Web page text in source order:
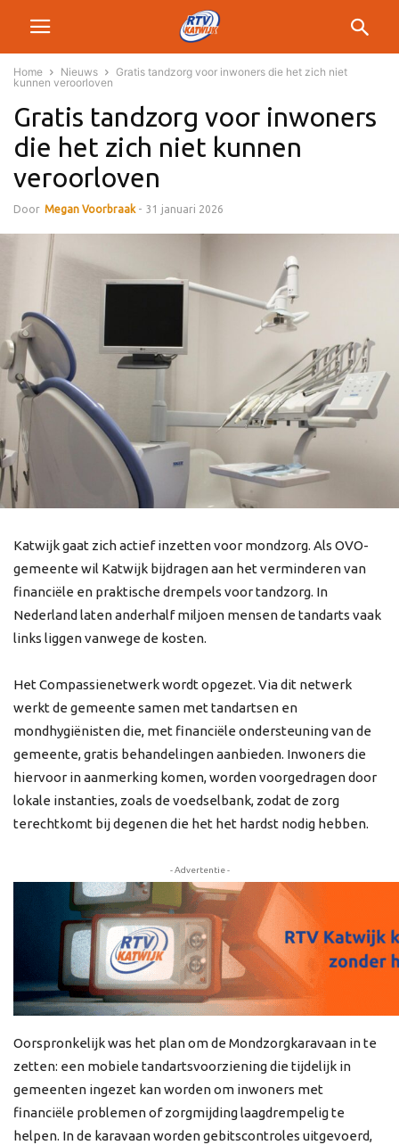
Home Nieuws
Gratis tandzorg voor inwoners die het zich niet
kunnen veroorloven
Gratis tandzorg voor inwoners
die het zich niet kunnen
veroorloven
Door Megan Voorbraak - 31 januari 2026
Katwijk gaat zich actief inzetten voor mondzorg. Als OVO-
gemeente wil Katwijk bijdragen aan het verminderen van
financiële en praktische drempels voor tandzorg. In
Nederland laten anderhalf miljoen mensen de tandarts vaak
links liggen vanwege de kosten.
Het Compassienetwerk wordt opgezet. Via dit netwerk
werkt de gemeente samen met tandartsen en
mondhygiënisten die, met financiële ondersteuning van de
gemeente, gratis behandelingen aanbieden. Inwoners die
hiervoor in aanmerking komen, worden voorgedragen door
lokale instanties, zoals de voedselbank, zodat de zorg
terechtkomt bij degenen die het het hardst nodig hebben.
- Advertentie -
Oorspronkelijk was het plan om de Mondzorgkaravaan in te
zetten: een mobiele tandartsvoorziening die tijdelijk in
gemeenten ingezet kan worden om inwoners met
financiële problemen of zorgmijding laagdrempelig te
helpen. In de karavaan worden gebitscontroles uitgevoerd,